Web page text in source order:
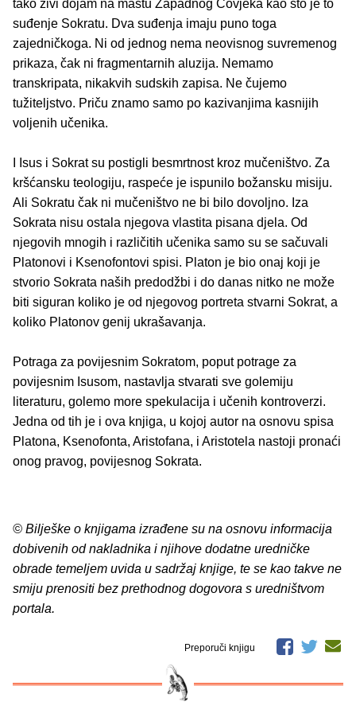
tako živi dojam na maštu Zapadnog Čovjeka kao što je to
suđenje Sokratu. Dva suđenja imaju puno toga
zajedničkoga. Ni od jednog nema neovisnog suvremenog
prikaza, čak ni fragmentarnih aluzija. Nemamo
transkripata, nikakvih sudskih zapisa. Ne čujemo
tužiteljstvo. Priču znamo samo po kazivanjima kasnijih
voljenih učenika.
I Isus i Sokrat su postigli besmrtnost kroz mučeništvo. Za
kršćansku teologiju, raspeće je ispunilo božansku misiju.
Ali Sokratu čak ni mučeništvo ne bi bilo dovoljno. Iza
Sokrata nisu ostala njegova vlastita pisana djela. Od
njegovih mnogih i različitih učenika samo su se sačuvali
Platonovi i Ksenofontovi spisi. Platon je bio onaj koji je
stvorio Sokrata naših predodžbi i do danas nitko ne može
biti siguran koliko je od njegovog portreta stvarni Sokrat, a
koliko Platonov genij ukrašavanja.
Potraga za povijesnim Sokratom, poput potrage za
povijesnim Isusom, nastavlja stvarati sve golemiju
literaturu, golemo more spekulacija i učenih kontroverzi.
Jedna od tih je i ova knjiga, u kojoj autor na osnovu spisa
Platona, Ksenofonta, Aristofana, i Aristotela nastoji pronaći
onog pravog, povijesnog Sokrata.
© Bilješke o knjigama izrađene su na osnovu informacija
dobivenih od nakladnika i njihove dodatne uredničke
obrade temeljem uvida u sadržaj knjige, te se kao takve ne
smiju prenositi bez prethodnog dogovora s uredništvom
portala.
Preporuči knjigu